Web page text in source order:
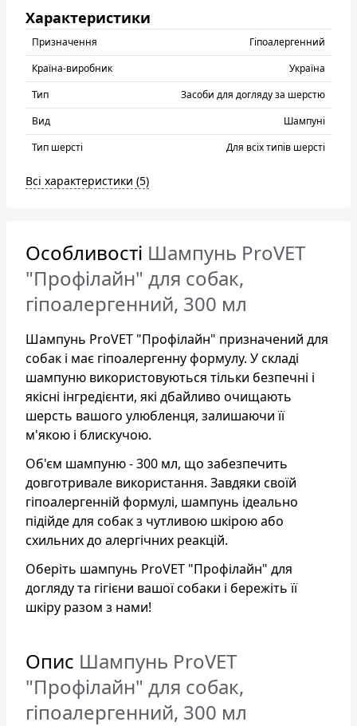
Характеристики
Призначення
Гіпоалергенний
Країна-виробник
Україна
Тип
Засоби для догляду за шерстю
Вид
Шампуні
Тип шерсті
Для всіх типів шерсті
Всі характеристики (5)
Особливості Шампунь ProVET
"Профілайн" для собак,
гіпоалергенний, 300 мл
Шампунь ProVET "Профілайн" призначений для
собак і має гіпоалергенну формулу. У складі
шампуню використовуються тільки безпечні і
якісні інгредієнти, які дбайливо очищають
шерсть вашого улюбленця, залишаючи її
м'якою і блискучою.
Об'єм шампуню - 300 мл, що забезпечить
довготривале використання. Завдяки своїй
гіпоалергенній формулі, шампунь ідеально
підійде для собак з чутливою шкірою або
схильних до алергічних реакцій.
Оберіть шампунь ProVET "Профілайн" для
догляду та гігієни вашої собаки і бережіть її
шкіру разом з нами!
Опис Шампунь ProVET
"Профілайн" для собак,
гіпоалергенний, 300 мл